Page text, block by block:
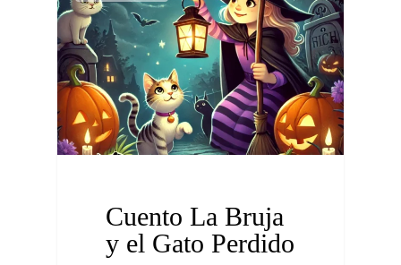
Cuento La Bruja
y el Gato Perdido